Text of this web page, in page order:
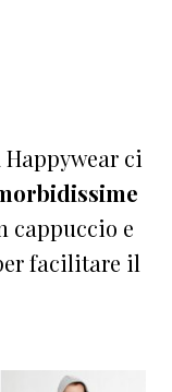
Happywear ci
cappuccio e
facilitare il